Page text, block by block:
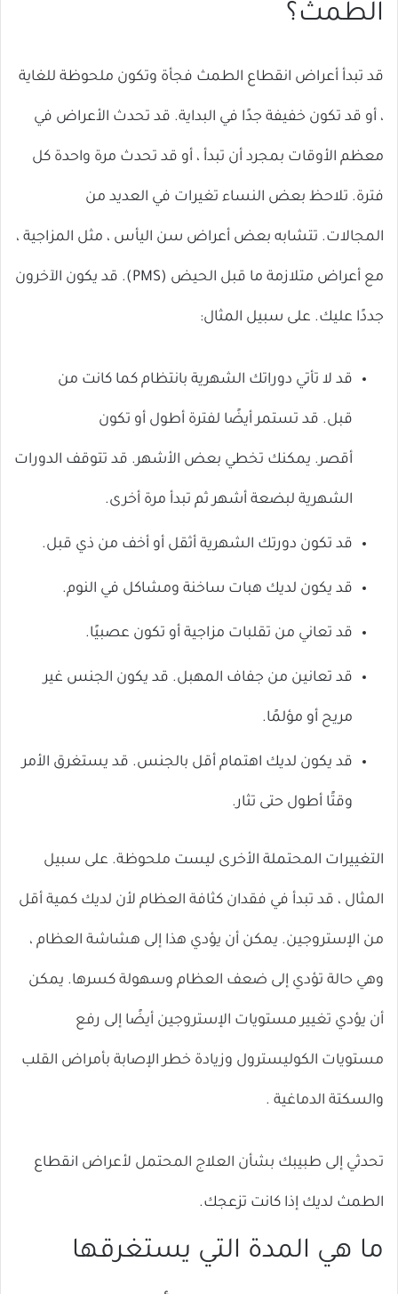
الطمث؟
قد تبدأ أعراض انقطاع الطمث فجأة وتكون ملحوظة للغاية
، أو قد تكون خفيفة جدًا في البداية. قد تحدث الأعراض في
معظم الأوقات بمجرد أن تبدأ ، أو قد تحدث مرة واحدة كل
فترة. تلاحظ بعض النساء تغيرات في العديد من
المجالات. تتشابه بعض أعراض سن اليأس ، مثل المزاجية ،
مع أعراض متلازمة ما قبل الحيض (PMS). قد يكون الآخرون
جددًا عليك. على سبيل المثال:
قد لا تأتي دوراتك الشهرية بانتظام كما كانت من
قبل. قد تستمر أيضًا لفترة أطول أو تكون
أقصر. يمكنك تخطي بعض الأشهر. قد تتوقف الدورات
الشهرية لبضعة أشهر ثم تبدأ مرة أخرى.
قد تكون دورتك الشهرية أثقل أو أخف من ذي قبل.
قد يكون لديك هبات ساخنة ومشاكل في النوم.
قد تعاني من تقلبات مزاجية أو تكون عصبيًا.
قد تعانين من جفاف المهبل. قد يكون الجنس غير
مريح أو مؤلمًا.
قد يكون لديك اهتمام أقل بالجنس. قد يستغرق الأمر
وقتًا أطول حتى تثار.
التغييرات المحتملة الأخرى ليست ملحوظة. على سبيل
المثال ، قد تبدأ في فقدان كثافة العظام لأن لديك كمية أقل
من الإستروجين. يمكن أن يؤدي هذا إلى هشاشة العظام ،
وهي حالة تؤدي إلى ضعف العظام وسهولة كسرها. يمكن
أن يؤدي تغيير مستويات الإستروجين أيضًا إلى رفع
مستويات الكوليسترول وزيادة خطر الإصابة بأمراض القلب
والسكتة الدماغية .
تحدثي إلى طبيبك بشأن العلاج المحتمل لأعراض انقطاع
الطمث لديك إذا كانت تزعجك.
ما هي المدة التي يستغرقها